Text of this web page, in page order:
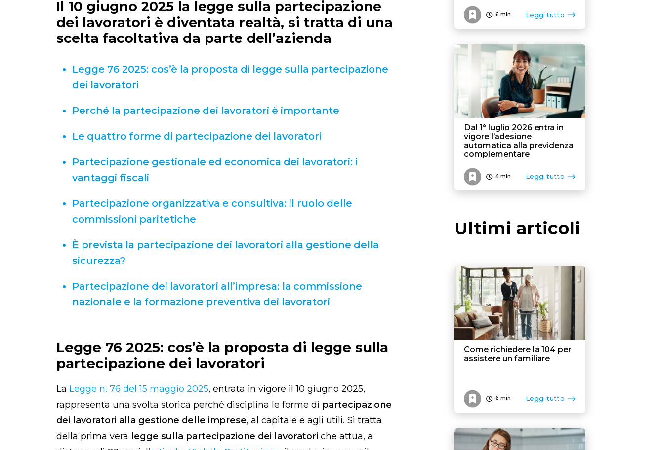
Il 10 giugno 2025 la legge sulla partecipazione
dei lavoratori è diventata realtà, si tratta di una
scelta facoltativa da parte dell’azienda
Legge 76 2025: cos’è la proposta di legge sulla partecipazione
dei lavoratori
Perché la partecipazione dei lavoratori è importante
Le quattro forme di partecipazione dei lavoratori
Partecipazione gestionale ed economica dei lavoratori: i
vantaggi fiscali
Partecipazione organizzativa e consultiva: il ruolo delle
commissioni paritetiche
È prevista la partecipazione dei lavoratori alla gestione della
sicurezza?
Partecipazione dei lavoratori all’impresa: la commissione
nazionale e la formazione preventiva dei lavoratori
Legge 76 2025: cos’è la proposta di legge sulla
partecipazione dei lavoratori
La Legge n. 76 del 15 maggio 2025, entrata in vigore il 10 giugno 2025,
rappresenta una svolta storica perché disciplina le forme di partecipazione
dei lavoratori alla gestione delle imprese, al capitale e agli utili. Si tratta
della prima vera legge sulla partecipazione dei lavoratori che attua, a
6 min Leggi tutto
Dal 1° luglio 2026 entra in
vigore l’adesione
automatica alla previdenza
complementare
4 min Leggi tutto
Ultimi articoli
Come richiedere la 104 per
assistere un familiare
6 min Leggi tutto